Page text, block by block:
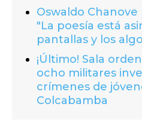
Oswaldo Chanove
"La poesía está
pantallas y los
¡Último! Sala
ocho militares
crímenes de
Colcabamba